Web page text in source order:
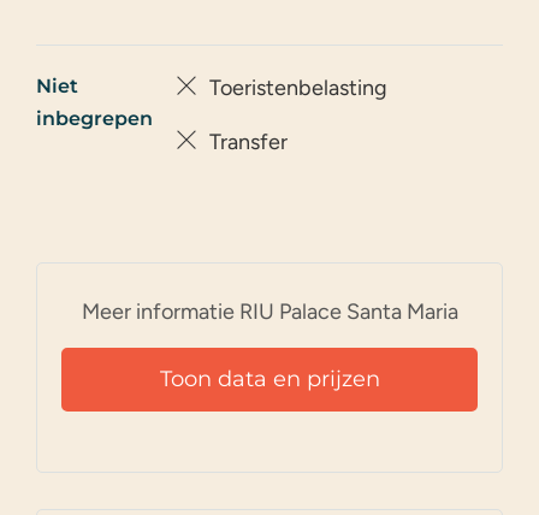
Niet
inbegrepen
Toeristenbelasting
Transfer
Meer informatie RIU Palace Santa Maria
Toon data en prijzen